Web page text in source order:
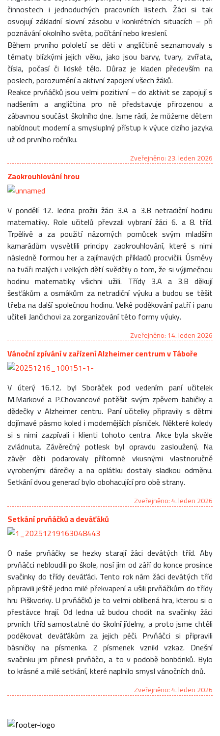
činnostech i jednoduchých pracovních listech. Žáci si tak
osvojují základní slovní zásobu v konkrétních situacích – při
poznávání okolního světa, počítání nebo kreslení.
Během prvního pololetí se děti v angličtině seznamovaly s
tématy blízkými jejich věku, jako jsou barvy, tvary, zvířata,
čísla, počasí či lidské tělo. Důraz je kladen především na
poslech, porozumění a aktivní zapojení všech žáků.
Reakce prvňáčků jsou velmi pozitivní – do aktivit se zapojují s
nadšením a angličtina pro ně představuje přirozenou a
zábavnou součást školního dne. Jsme rádi, že můžeme dětem
nabídnout moderní a smysluplný přístup k výuce cizího jazyka
už od prvního ročníku.
Zveřejněno: 23. leden 2026
Zaokrouhlování hrou
V pondělí 12. ledna prožili žáci 3.A a 3.B netradiční hodinu
matematiky. Role učitelů převzali vybraní žáci 6. a 8. tříd.
Trpělivě a za použití názorných pomůcek svým mladším
kamarádům vysvětlili principy zaokrouhlování, které s nimi
následně formou her a zajímavých příkladů procvičili. Úsměvy
na tváři malých i velkých dětí svědčily o tom, že si výjimečnou
hodinu matematiky všichni užili. Třídy 3.A a 3.B děkují
šesťákům a osmákům za netradiční výuku a budou se těšit
třeba na další společnou hodinu. Velké poděkování patří i panu
učiteli Jančichovi za zorganizování této formy výuky.
Zveřejněno: 14. leden 2026
Vánoční zpívání v zařízení Alzheimer centrum v Táboře
V úterý 16.12. byl Sboráček pod vedením paní učitelek
M.Markové a P.Chovancové potěšit svým zpěvem babičky a
dědečky v Alzheimer centru. Paní učitelky připravily s dětmi
dojímavé pásmo koled i modernějších písniček. Některé koledy
si s nimi zazpívali i klienti tohoto centra. Akce byla skvěle
zvládnuta. Závěrečný potlesk byl opravdu zasloužený. Na
závěr děti podarovaly přítomné vkusnými vlastnoručně
vyrobenými dárečky a na oplátku dostaly sladkou odměnu.
Setkání dvou generací bylo obohacující pro obě strany.
Zveřejněno: 4. leden 2026
Setkání prvňáčků a deváťáků
O naše prvňáčky se hezky starají žáci devátých tříd. Aby
prvňáčci nebloudili po škole, nosí jim od září do konce prosince
svačinky do třídy deváťáci. Tento rok nám žáci devátých tříd
připravili ještě jedno milé překvapení a ušili prvňáčkům do třídy
hru Piškvorky. U prvňáčků je to velmi oblíbená hra, kterou si o
přestávce hrají. Od ledna už budou chodit na svačinky žáci
prvních tříd samostatně do školní jídelny, a proto jsme chtěli
poděkovat deváťákům za jejich péči. Prvňáčci si připravili
básničky na písmenka. Z písmenek vznikl vzkaz. Dnešní
svačinku jim přinesli prvňáčci, a to v podobě bonbónků. Bylo
to krásné a milé setkání, které naplnilo smysl vánočních dnů.
Zveřejněno: 4. leden 2026